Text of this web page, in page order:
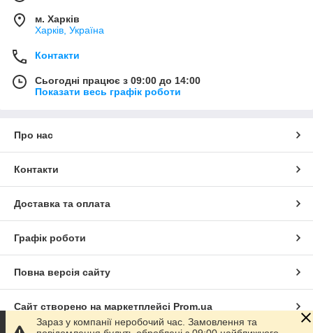
м. Харків
Харків, Україна
Контакти
Сьогодні працює з 09:00 до 14:00
Показати весь графік роботи
Про нас
Контакти
Доставка та оплата
Графік роботи
Повна версія сайту
Сайт створено на маркетплейсі Prom.ua
Зараз у компанії неробочий час. Замовлення та